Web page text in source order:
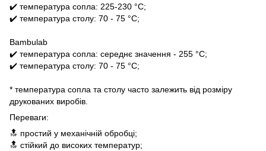
✔️ температура сопла: 225-230 °C;
✔️ температура столу: 70 - 75 °C;
Bambulab
✔️ температура сопла: середнє значення - 255 °C;
✔️ температура столу: 70 - 75 °C;
* температура сопла та столу часто залежить від розміру
друкованих виробів.
Переваги:
🔝 простий у механічній обробці;
🔝 стійкий до високих температур;